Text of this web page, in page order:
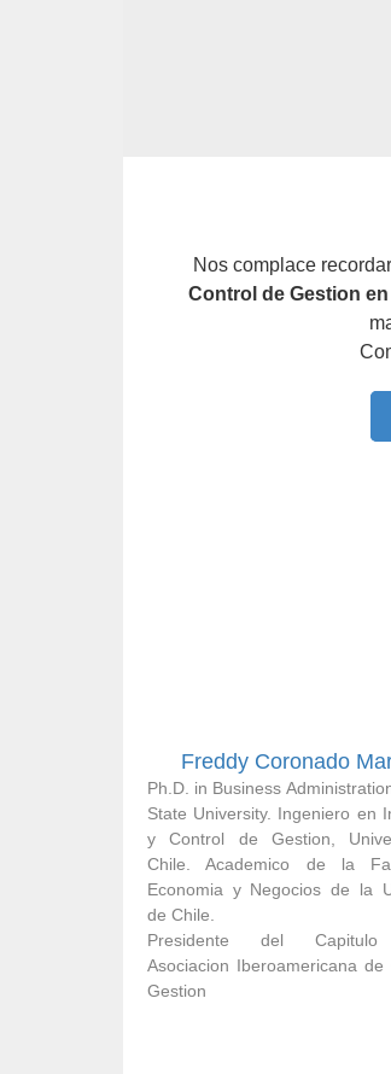
Nos complace
Control de Gestion
Freddy Coronado
Ph.D. in Business
State University. Ingeniero en
y Control de Gestion,
Chile. Academico de la
Economia y Negocios de la
de Chile.
Presidente del Capitulo
Asociacion Iberoamericana de
Gestion